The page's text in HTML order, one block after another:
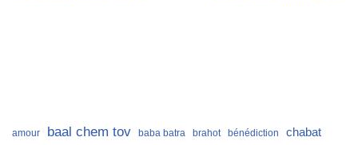
amour baal chem tov baba batra brahot bénédiction chabat